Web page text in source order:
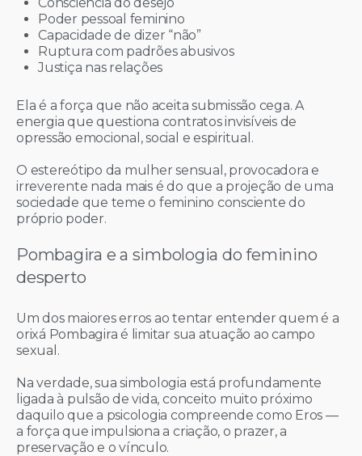
Poder pessoal feminino
Capacidade de dizer “não”
Ruptura com padrões abusivos
Justiça nas relações
Ela é a força que não aceita submissão cega. A
energia que questiona contratos invisíveis de
opressão emocional, social e espiritual.
O estereótipo da mulher sensual, provocadora e
irreverente nada mais é do que a projeção de uma
sociedade que teme o feminino consciente do
próprio poder.
Pombagira e a simbologia do feminino
desperto
Um dos maiores erros ao tentar entender quem é a
orixá Pombagira é limitar sua atuação ao campo
sexual.
Na verdade, sua simbologia está profundamente
ligada à pulsão de vida, conceito muito próximo
daquilo que a psicologia compreende como Eros —
a força que impulsiona a criação, o prazer, a
preservação e o vínculo.